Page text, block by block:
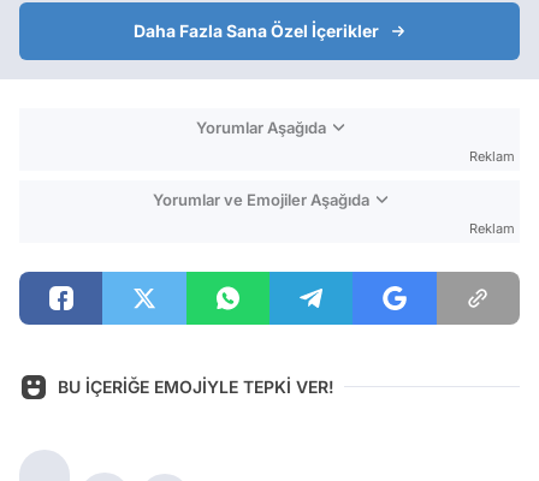
Daha Fazla Sana Özel İçerikler
Yorumlar Aşağıda
Reklam
Yorumlar ve Emojiler Aşağıda
Reklam
BU İÇERİĞE EMOJİYLE TEPKİ VER!